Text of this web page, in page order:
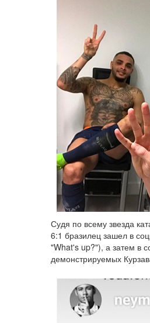
Судя по всему звезда
6:1 бразилец зашел в
"What's up?"), а затем в
демонстрируемых